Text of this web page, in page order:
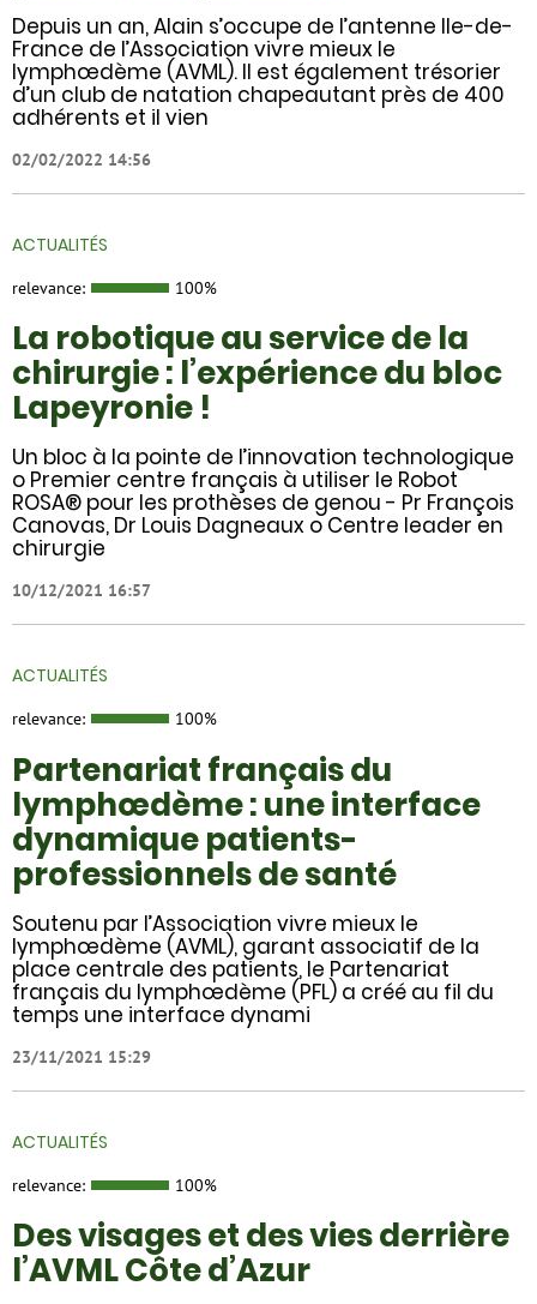
Depuis un an, Alain s’occupe de l’antenne Ile-de-
France de l’Association vivre mieux le
lymphœdème (AVML). Il est également trésorier
d’un club de natation chapeautant près de 400
adhérents et il vien
02/02/2022 14:56
ACTUALITÉS
relevance: 100%
La robotique au service de la
chirurgie : l’expérience du bloc
Lapeyronie !
Un bloc à la pointe de l’innovation technologique
o Premier centre français à utiliser le Robot
ROSA® pour les prothèses de genou - Pr François
Canovas, Dr Louis Dagneaux o Centre leader en
chirurgie
10/12/2021 16:57
ACTUALITÉS
relevance: 100%
Partenariat français du
lymphœdème : une interface
dynamique patients-
professionnels de santé
Soutenu par l’Association vivre mieux le
lymphœdème (AVML), garant associatif de la
place centrale des patients, le Partenariat
français du lymphœdème (PFL) a créé au fil du
temps une interface dynami
23/11/2021 15:29
ACTUALITÉS
relevance: 100%
Des visages et des vies derrière
l’AVML Côte d’Azur